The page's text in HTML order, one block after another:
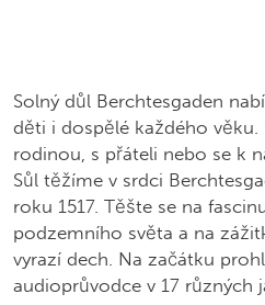
Solný důl Berchtesgaden
děti i dospělé každého věku.
rodinou, s přáteli nebo se k
Sůl těžíme v srdci
roku 1517. Těšte se na
podzemního světa a na
vyrazí dech. Na začátku
audioprůvodce v 17 různých